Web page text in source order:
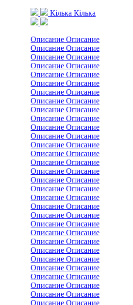
Кілька Кілька
Описание Описание
Описание Описание
Описание Описание
Описание Описание
Описание Описание
Описание Описание
Описание Описание
Описание Описание
Описание Описание
Описание Описание
Описание Описание
Описание Описание
Описание Описание
Описание Описание
Описание Описание
Описание Описание
Описание Описание
Описание Описание
Описание Описание
Описание Описание
Описание Описание
Описание Описание
Описание Описание
Описание Описание
Описание Описание
Описание Описание
Описание Описание
Описание Описание
Описание Описание
Описание Описание
Описание Описание